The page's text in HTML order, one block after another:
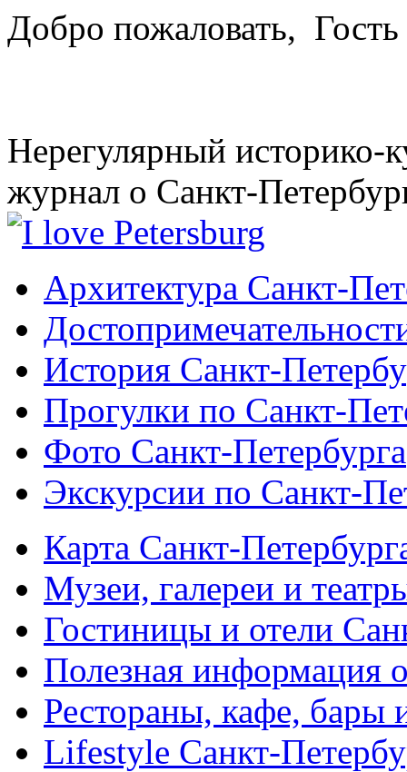
Добро пожаловать, Гость
Нерегулярный историко-
журнал о Санкт-
Архитектура Санкт-
История Санкт-
Прогулки по Санкт-
Фото Санкт-Петербурга
Экскурсии по Санкт-
Карта Санкт-
Музеи, галереи и
Гостиницы и отели
Полезная информация
Рестораны, кафе, бары
Lifestyle Санкт-